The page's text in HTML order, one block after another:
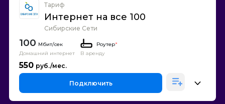
Тариф
Интернет на все 100
Сибирские Сети
100
Домашний интернет
Роутер*
В аренду
550
Подключить